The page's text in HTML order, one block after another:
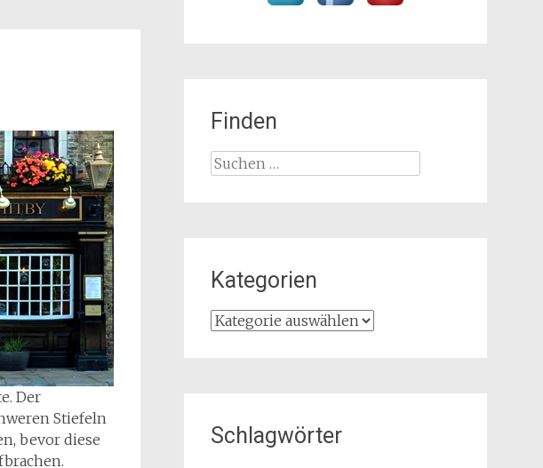
Der
Stiefeln
bevor diese
Finden
Suchen
Kategorien
Kategorien
Schlagwörter